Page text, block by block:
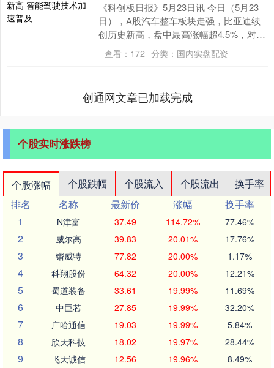
《科创板日报》5月23日讯 今日（5月23
日），A股汽车整车板块走强，比亚迪续
创历史新高，盘中最高涨幅超4.5%，对应
股价416.98元。 消息面上，比亚迪刚刚....
查看： 172 分类： 国内实盘配资
创通网文章已加载完成
个股实时涨跌榜
个股涨幅 个股跌幅 个股流入 个股流出
换手率
排名
名称 最新价 涨幅
换手率
1
N津富 37.49 114.72% 77.46%
2 威尔高 39.83 20.01% 17.76%
3 锴威特 77.82 20.00% 1.17%
4 科翔股份 64.32 20.00% 12.21%
5 蜀道装备 33.61 19.99% 11.69%
6 中巨芯 27.85 19.99% 32.20%
7 广哈通信 19.03 19.99% 5.84%
8 欣天科技 18.02 19.97% 28.44%
9 飞天诚信 12.56 19.96% 8.49%